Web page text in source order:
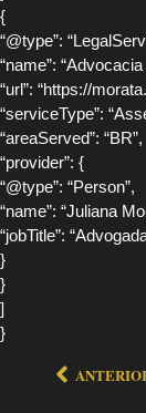
{
“@type”:
“name”:
“url”: “https://
“serviceType”:
“areaServed”: “BR”,
“provider”: {
“@type”: “Person”,
“name”: “Juliana
“jobTitle”:
}
}
]
}